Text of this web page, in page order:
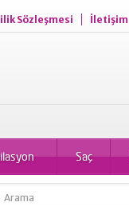
Sözleşmesi İletişim
Saç